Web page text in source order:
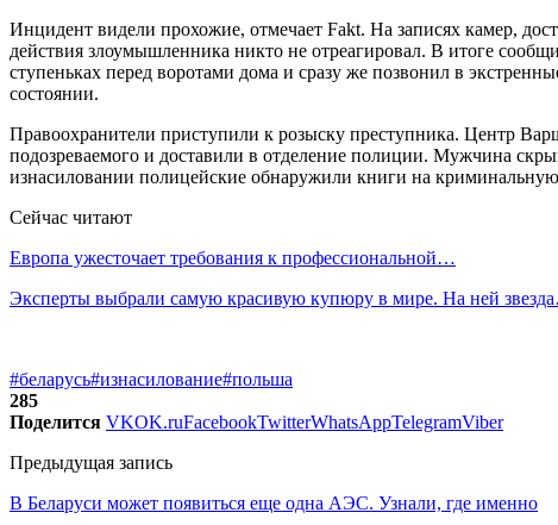
Инцидент видели прохожие, отмечает Fakt. На записях камер,
действия злоумышленника никто не отреагировал. В итоге
ступеньках перед воротами дома и сразу же позвонил в
состоянии.
Правоохранители приступили к розыску преступника. Центр
подозреваемого и доставили в отделение полиции. Мужчина
изнасиловании полицейские обнаружили книги на
Сейчас читают
Европа ужесточает требования к профессиональной…
Эксперты выбрали самую красивую купюру в мире. На ней
#беларусь#изнасилование#польша
285
Поделится VKOK.ruFacebookTwitterWhatsAppTelegramViber
Предыдущая запись
В Беларуси может появиться еще одна АЭС. Узнали, где именно